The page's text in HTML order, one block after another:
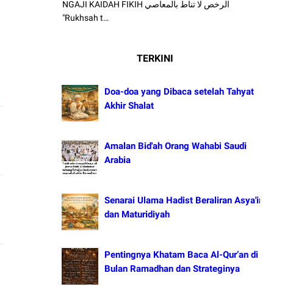
NGAJI KAIDAH FIKIH الرخص لا تناط بالمعاصي
"Rukhsah t…
TERKINI
Doa-doa yang Dibaca setelah Tahyat
Akhir Shalat
Amalan Bid'ah Orang Wahabi Saudi
Arabia
Senarai Ulama Hadist Beraliran Asya'irah
dan Maturidiyah
Pentingnya Khatam Baca Al-Qur’an di
Bulan Ramadhan dan Strateginya